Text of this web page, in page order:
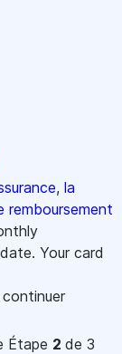
, la
remboursement
Your card
Étape 2 de 3